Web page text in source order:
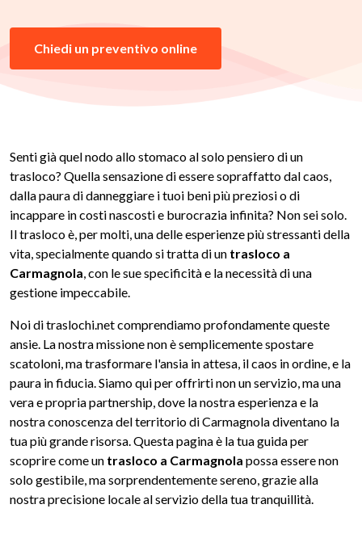
Chiedi un preventivo online
Senti già quel nodo allo stomaco al solo pensiero di un
trasloco? Quella sensazione di essere sopraffatto dal caos,
dalla paura di danneggiare i tuoi beni più preziosi o di
incappare in costi nascosti e burocrazia infinita? Non sei solo.
Il trasloco è, per molti, una delle esperienze più stressanti della
vita, specialmente quando si tratta di un trasloco a
Carmagnola, con le sue specificità e la necessità di una
gestione impeccabile.
Noi di traslochi.net comprendiamo profondamente queste
ansie. La nostra missione non è semplicemente spostare
scatoloni, ma trasformare l'ansia in attesa, il caos in ordine, e la
paura in fiducia. Siamo qui per offrirti non un servizio, ma una
vera e propria partnership, dove la nostra esperienza e la
nostra conoscenza del territorio di Carmagnola diventano la
tua più grande risorsa. Questa pagina è la tua guida per
scoprire come un trasloco a Carmagnola possa essere non
solo gestibile, ma sorprendentemente sereno, grazie alla
nostra precisione locale al servizio della tua tranquillità.